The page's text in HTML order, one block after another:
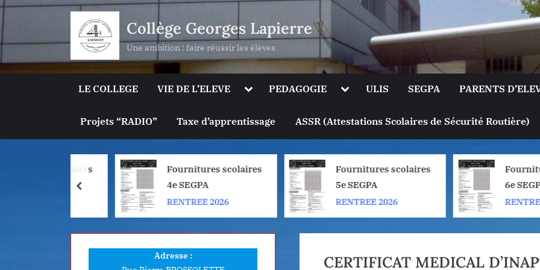
Skip
to
content
Collège Georges Lapierre
Une ambition : faire réussir les élèves
LE COLLEGE VIE DE L’ELEVE Toggle
sub-
PEDAGOGIE ToggleULIS SEGPA PARENTS
Projets “RADIO” Taxe d’apprentissage ASSR (Attestations Scolaires de Sécurité Routière)
Fournitures scolaires
4e SEGPA
RENTREE 2026
Fournitures scolaires
5e SEGPA
RENTREE 2026
Fournitures
6e SEGPA
RENTREE
prev
CERTIFICAT MEDICAL
Adresse :